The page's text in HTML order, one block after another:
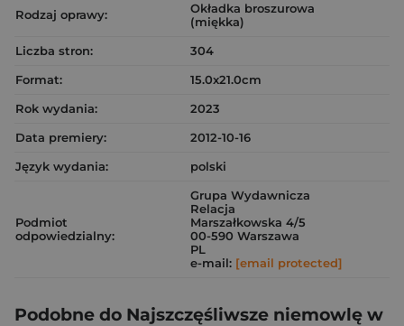
Rodzaj oprawy:
Okładka broszurowa
(miękka)
Liczba stron:
304
Format:
15.0x21.0cm
Rok wydania:
2023
Data premiery:
2012-10-16
Język wydania:
polski
Podmiot
odpowiedzialny:
Grupa Wydawnicza
Relacja
Marszałkowska 4/5
00-590 Warszawa
PL
e-mail: [email protected]
Podobne do Najszczęśliwsze niemowlę w